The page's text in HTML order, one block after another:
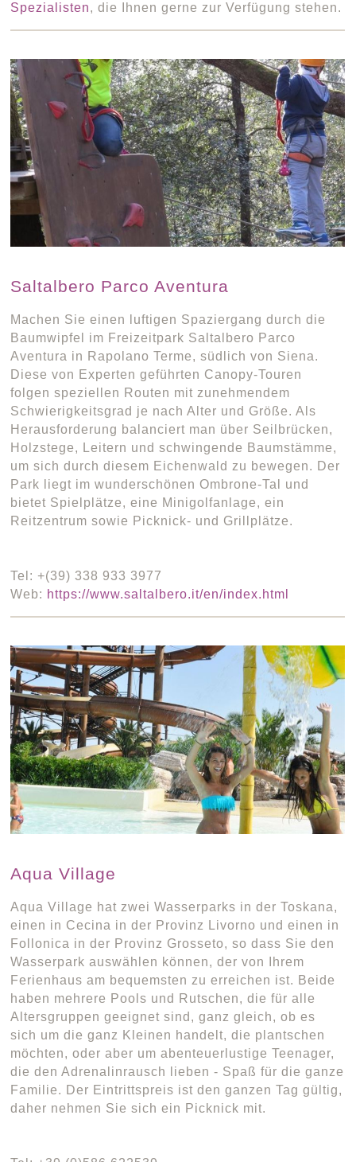
Spezialisten, die Ihnen gerne zur Verfügung stehen.
Saltalbero Parco Aventura
Machen Sie einen luftigen Spaziergang durch die
Baumwipfel im Freizeitpark Saltalbero Parco
Aventura in Rapolano Terme, südlich von Siena.
Diese von Experten geführten Canopy-Touren
folgen speziellen Routen mit zunehmendem
Schwierigkeitsgrad je nach Alter und Größe. Als
Herausforderung balanciert man über Seilbrücken,
Holzstege, Leitern und schwingende Baumstämme,
um sich durch diesem Eichenwald zu bewegen. Der
Park liegt im wunderschönen Ombrone-Tal und
bietet Spielplätze, eine Minigolfanlage, ein
Reitzentrum sowie Picknick- und Grillplätze.
Tel: +(39) 338 933 3977
Web: https://www.saltalbero.it/en/index.html
Aqua Village
Aqua Village hat zwei Wasserparks in der Toskana,
einen in Cecina in der Provinz Livorno und einen in
Follonica in der Provinz Grosseto, so dass Sie den
Wasserpark auswählen können, der von Ihrem
Ferienhaus am bequemsten zu erreichen ist. Beide
haben mehrere Pools und Rutschen, die für alle
Altersgruppen geeignet sind, ganz gleich, ob es
sich um die ganz Kleinen handelt, die plantschen
möchten, oder aber um abenteuerlustige Teenager,
die den Adrenalinrausch lieben - Spaß für die ganze
Familie. Der Eintrittspreis ist den ganzen Tag gültig,
daher nehmen Sie sich ein Picknick mit.